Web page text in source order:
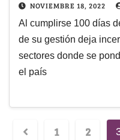
NOVIEMBRE 18, 2022
Al cumplirse 100 días
de su gestión deja
sectores donde se
el país
1 2